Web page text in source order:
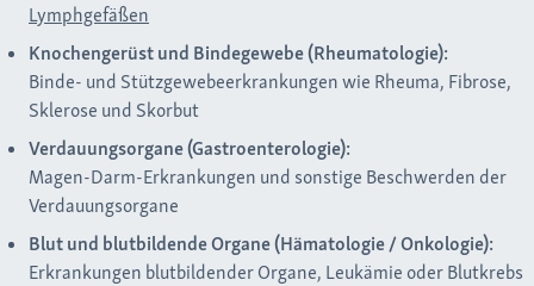
Lymphgefäßen
Knochengerüst und Bindegewebe (Rheumatologie):
Binde- und Stützgewebeerkrankungen wie Rheuma, Fibrose,
Sklerose und Skorbut
Verdauungsorgane (Gastroenterologie):
Magen-Darm-Erkrankungen und sonstige Beschwerden der
Verdauungsorgane
Blut und blutbildende Organe (Hämatologie / Onkologie):
Erkrankungen blutbildender Organe, Leukämie oder Blutkrebs